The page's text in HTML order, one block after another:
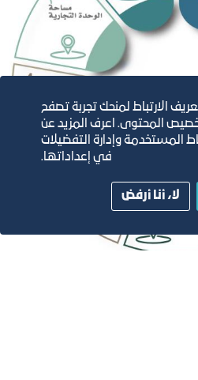
الارتباط لمنحك تجربة تصفح
المحتوى. اعرف المزيد عن
المستخدمة وإدارة التفضيلات
في إعداداتها.
لا، أنا أرفض